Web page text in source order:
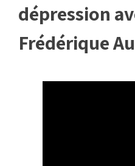
dépression
Frédérique